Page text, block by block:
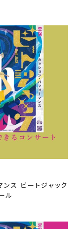
ンス ビートジャック
ル